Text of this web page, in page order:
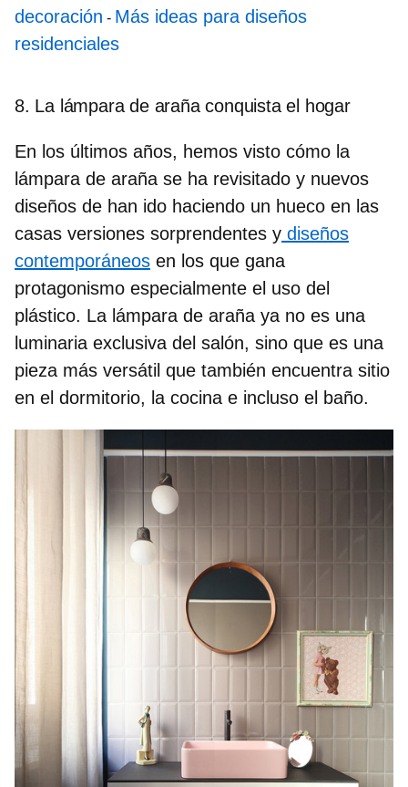
decoración - Más ideas para diseños
residenciales
8. La lámpara de arañaconquista el hogar
En los últimos años, hemos visto cómo la
lámpara de araña se ha revisitado y nuevos
diseños de han ido haciendo un hueco en las
casas versiones sorprendentes y diseños
contemporáneos en los que gana
protagonismo especialmente el uso del
plástico. La lámpara de araña ya no es una
luminaria exclusiva del salón, sino que es una
pieza más versátil que también encuentra sitio
en el dormitorio, la cocina e incluso el baño.